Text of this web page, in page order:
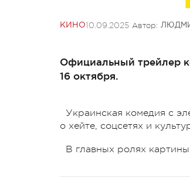
КИНО10.09.2025 Автор:
Официальный трейлер
16 октября.
Украинская комедия с
о хейте, соцсетях и
В главных ролях